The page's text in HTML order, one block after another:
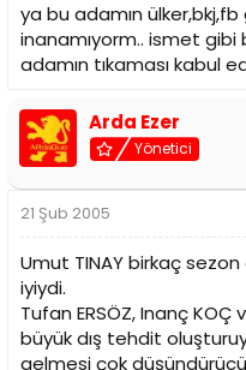
ya bu adamın ülker,bkj,fb
inanamıyorm.. ismet
adamın tıkaması kabul
Arda Ezer
Yönetici
21 Şub 2005
Umut TINAY birkaç
iyiydi.
Tufan ERSÖZ, Inanç KOÇ
büyük dış tehdit
gelmesi çok